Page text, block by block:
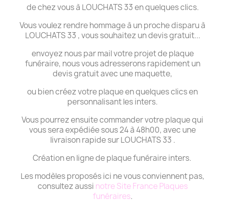
de chez vous à LOUCHATS 33 en quelques clics.
Vous voulez rendre hommage à un proche disparu à
LOUCHATS 33 , vous souhaitez un devis gratuit...
envoyez nous par mail votre projet de plaque
funéraire, nous vous adresserons rapidement un
devis gratuit avec une maquette,
ou bien créez votre plaque en quelques clics en
personnalisant les inters.
Vous pourrez ensuite commander votre plaque qui
vous sera expédiée sous 24 à 48h00, avec une
livraison rapide sur LOUCHATS 33 .
Création en ligne de plaque funéraire inters.
Les modèles proposés ici ne vous conviennent pas,
consultez aussi notre Site France Plaques
funéraires.